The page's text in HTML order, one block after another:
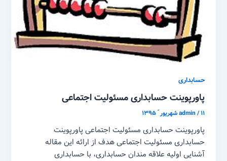
حسابداری
پاورپوینت حسابداری مسئولیت اجتماعی
admin/۱۱ شهریور ّ ۱۳۹۵
پاورپوینت حسابداری مسئولیت اجتماعی پاورپوینت
حسابداری مسئولیت اجتماعی هدف از ارائه این مقاله
آشنایی اولیه علاقه مندان حسابداری، با حسابداری